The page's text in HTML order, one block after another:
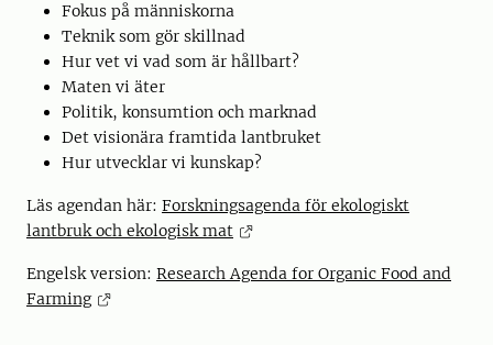
Fokus på människorna
Teknik som gör skillnad
Hur vet vi vad som är hållbart?
Maten vi äter
Politik, konsumtion och marknad
Det visionära framtida lantbruket
Hur utvecklar vi kunskap?
Läs agendan här: Forskningsagenda för ekologiskt
lantbruk och ekologisk mat
Engelsk version: Research Agenda for Organic Food and
Farming